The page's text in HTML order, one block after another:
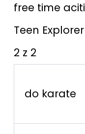
free time
Teen Explorer
2 z 2
do karate